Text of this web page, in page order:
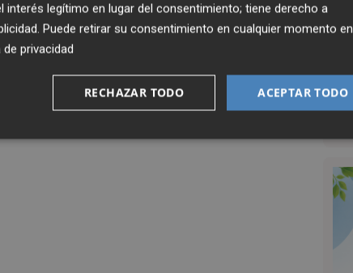
interés legítimo en lugar del consentimiento; tiene derecho a
. Puede retirar su consentimiento en cualquier momento en
privacidad
ACEPTAR TODO
RECHAZAR TODO